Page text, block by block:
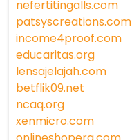
nefertitingalls.com
patsyscreations.com
income4proof.com
educaritas.org
lensajelajah.com
betflik09.net
ncaq.org
xenmicro.com